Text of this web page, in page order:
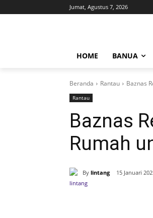
Jumat, Agustus 7, 2026
HOME BANUA
Beranda Rantau Baznas
Rantau
Baznas
Rumah
By lintang 15 Januari